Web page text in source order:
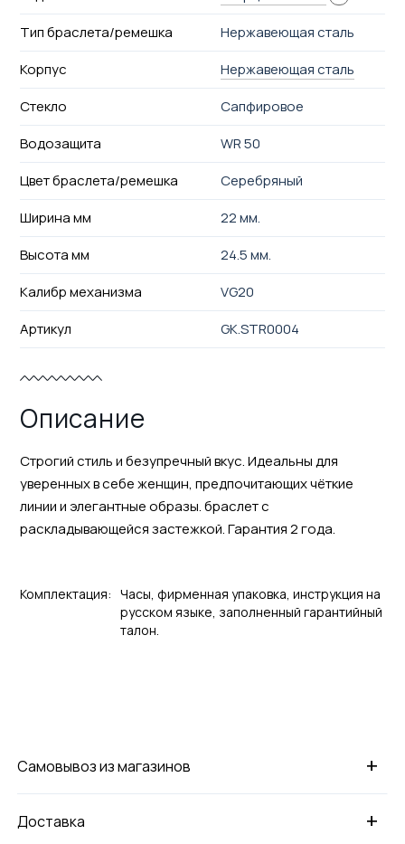
Тип браслета/ремешка
Нержавеющая сталь
Корпус
Нержавеющая сталь
Стекло
Сапфировое
Водозащита
WR 50
Цвет браслета/ремешка
Серебряный
Ширина мм
22 мм.
Высота мм
24.5 мм.
Калибр механизма
VG20
Артикул
GK.STR0004
Описание
Строгий стиль и безупречный вкус. Идеальны для
уверенных в себе женщин, предпочитающих чёткие
линии и элегантные образы. браслет с
раскладывающейся застежкой. Гарантия 2 года.
Комплектация: Часы, фирменная упаковка, инструкция на
русском языке, заполненный гарантийный
талон.
+
Самовывоз из магазинов
+
Доставка